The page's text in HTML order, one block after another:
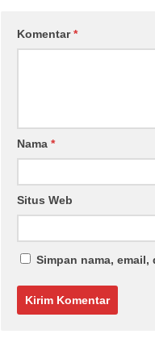
Komentar*
Nama *
Situs Web
Simpan nama,